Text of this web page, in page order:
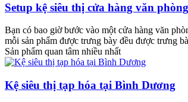
Setup kệ siêu thị cửa hàng văn
Bạn có bao giờ bước vào một cửa hàng văn
mỗi sản phẩm được trưng bày đều được trưng
Sản phẩm quan tâm nhiều nhất
Kệ siêu thị tạp hóa tại Bình Dương